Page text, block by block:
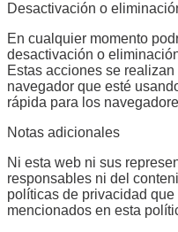
Desactivación o
En cualquier momento
desactivación o
Estas acciones se
navegador que esté
rápida para los
Notas adicionales
Ni esta web ni sus
responsables ni del
políticas de privacidad
mencionados en esta